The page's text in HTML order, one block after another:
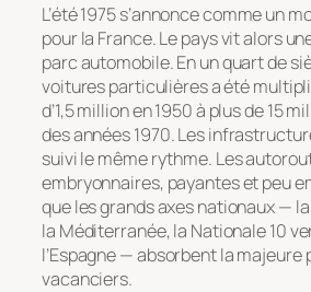
L’été 1975 s’annonce comme un
pour la France. Le pays vit alors
parc automobile. En un quart de
voitures particulières a été
d’1,5 million en 1950 à plus de 15
des années 1970. Les
suivi le même rythme. Les
embryonnaires, payantes et peu
que les grands axes nationaux —
la Méditerranée, la Nationale 10
l’Espagne — absorbent la majeure
vacanciers.